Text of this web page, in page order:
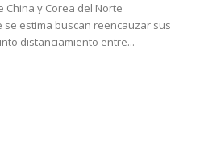
China y Corea del Norte
estima buscan reencauzar sus
distanciamiento entre...